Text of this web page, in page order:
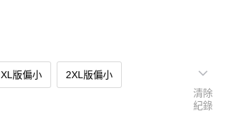
XL版偏小 2XL版偏小
清除
紀錄